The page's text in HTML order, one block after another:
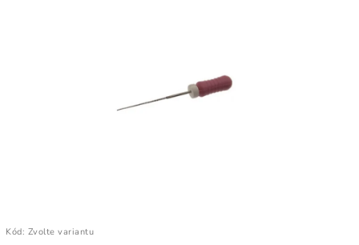
Kód: Zvolte variantu